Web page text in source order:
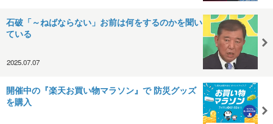
石破「～ねばならない」お前は何をするのかを聞い
ている
2025.07.07
開催中の『楽天お買い物マラソン』で 防災グッズ
を購入